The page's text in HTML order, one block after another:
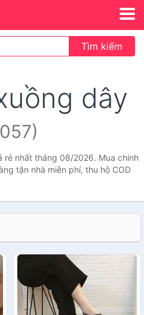
Tìm kiếm
dây
rẻ nhất tháng 08/2026. Mua chính
tận nhà miễn phí, thu hộ COD